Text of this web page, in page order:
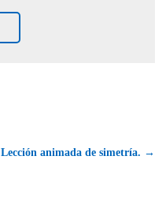
Lección animada de simetría. →